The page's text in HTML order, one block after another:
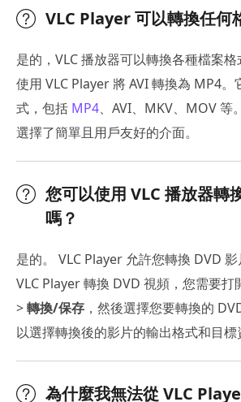
VLC Player 可以轉換任何
是的，VLC 播放器可以轉換各種檔案
使用 VLC Player 將 AVI 轉換為 MP4。
式，包括 MP4、AVI、MKV、MOV 等
選擇了簡單且用戶友好的介面。
您可以使用 VLC 播放器轉
嗎？
是的。 VLC Player 允許您轉換 DVD
VLC Player 轉換 DVD 視頻，您需要打
>轉換/保存 ，然後選擇您要轉換的
以選擇轉換後的影片的輸出格式和目標
為什麼我無法從 VLC